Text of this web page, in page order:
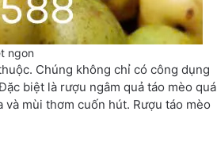
ngon
Chúng không chỉ có công dụng
biệt là rượu ngâm quả táo mèo quá
mùi thơm cuốn hút. Rượu táo mèo